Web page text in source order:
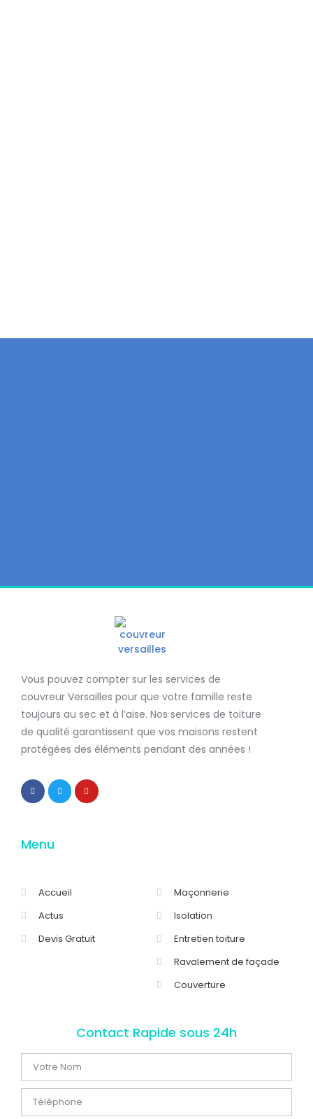
Vous pouvez compter sur les services de
couvreur Versailles pour que votre famille reste
toujours au sec et à l’aise. Nos services de toiture
de qualité garantissent que vos maisons restent
protégées des éléments pendant des années !
Menu
Accueil
Actus
Devis Gratuit
Maçonnerie
Isolation
Entretien toiture
Ravalement de façade
Couverture
Contact Rapide sous 24h